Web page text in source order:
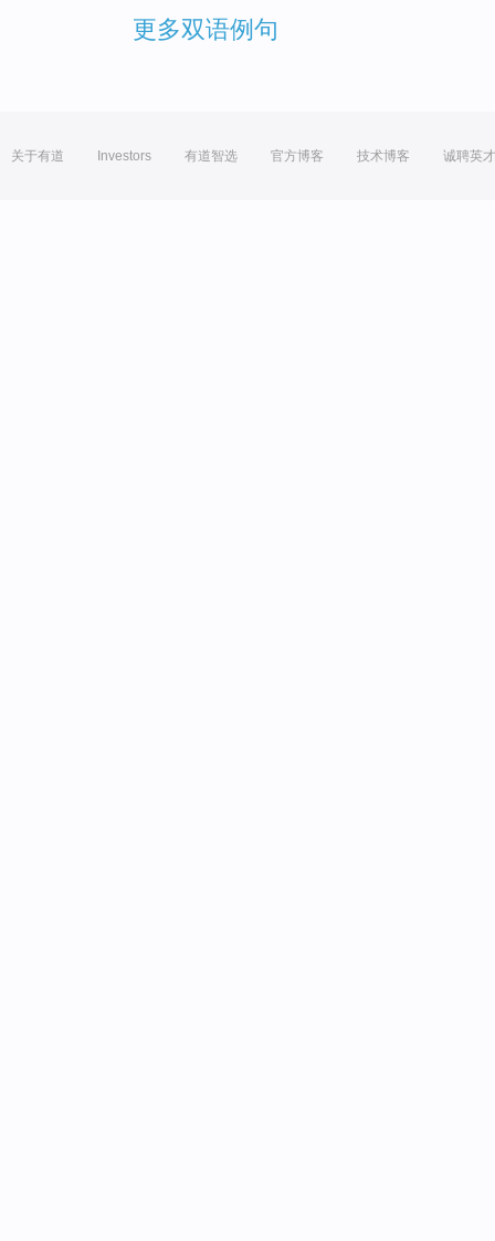
更多双语例句
关于有道 Investors 有道智选 官方博客 技术博客 诚聘英才